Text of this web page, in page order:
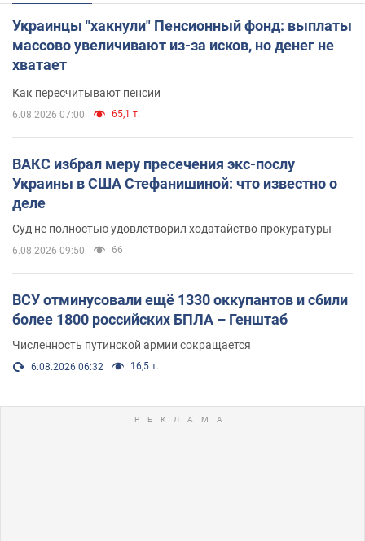
Украинцы "хакнули" Пенсионный фонд: выплаты
массово увеличивают из-за исков, но денег не
хватает
Как пересчитывают пенсии
6.08.2026 07:00 65,1 т.
ВАКС избрал меру пресечения экс-послу
Украины в США Стефанишиной: что известно о
деле
Суд не полностью удовлетворил ходатайство прокуратуры
6.08.2026 09:50 66
ВСУ отминусовали ещё 1330 оккупантов и сбили
более 1800 российских БПЛА – Генштаб
Численность путинской армии сокращается
6.08.2026 06:32 16,5 т.